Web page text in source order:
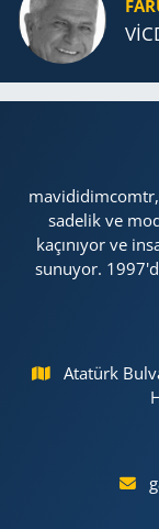
sadelik ve
kaçınıyor ve
sunuyor.
Atatürk